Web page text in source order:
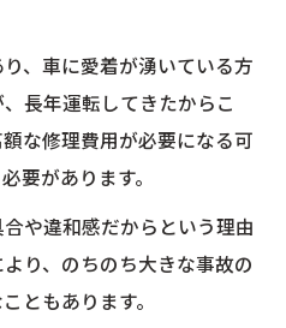
、車に愛着が湧いている方
長年運転してきたからこ
な修理費用が必要になる可
要があります。
や違和感だからという理由
り、のちのち大きな事故の
ともあります。